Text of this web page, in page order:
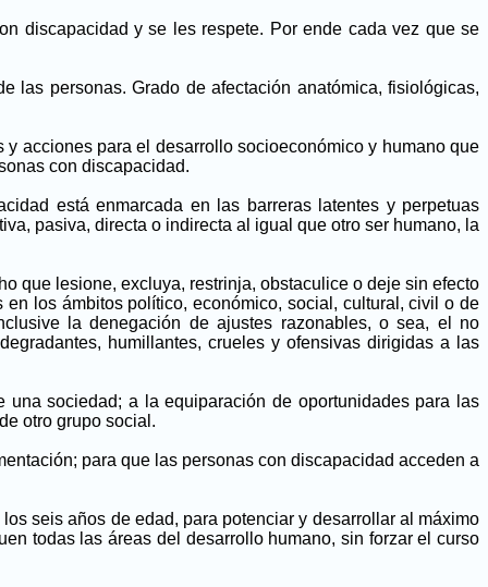
discapacidad y se les respete. Por ende cada vez que se
las personas. Grado de afectación anatómica, fisiológicas,
acciones para el desarrollo socioeconómico y humano que
con discapacidad.
está enmarcada en las barreras latentes y perpetuas
pasiva, directa o indirecta al igual que otro ser humano, la
que lesione, excluya, restrinja, obstaculice o deje sin efecto
los ámbitos político, económico, social, cultural, civil o de
la denegación de ajustes razonables, o sea, el no
humillantes, crueles y ofensivas dirigidas a las
sociedad; a la equiparación de oportunidades para las
otro grupo social.
para que las personas con discapacidad acceden a
seis años de edad, para potenciar y desarrollar al máximo
todas las áreas del desarrollo humano, sin forzar el curso